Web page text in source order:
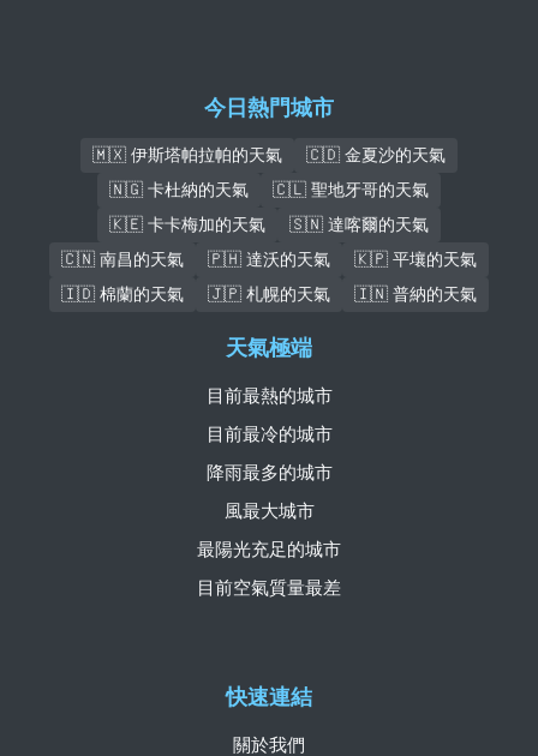
今日熱門城市
🇲🇽 伊斯塔帕拉帕的天氣
🇨🇩 金夏沙的天氣
🇳🇬 卡杜納的天氣
🇨🇱 聖地牙哥的天氣
🇰🇪 卡卡梅加的天氣
🇸🇳 達喀爾的天氣
🇨🇳 南昌的天氣
🇵🇭 達沃的天氣
🇰🇵 平壤的天氣
🇮🇩 棉蘭的天氣
🇯🇵 札幌的天氣 🇮🇳 普納的天氣
快速連結
關於我們
天氣極端
目前最熱的城市
目前最冷的城市
降雨最多的城市
風最大城市
最陽光充足的城市
目前空氣質量最差